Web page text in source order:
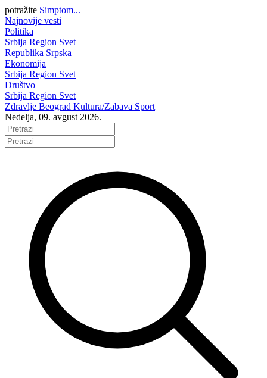
potražite Simptom...
Najnovije vesti
Politika
Srbija Region Svet
Republika Srpska
Ekonomija
Srbija Region Svet
Društvo
Srbija Region Svet
Zdravlje Beograd Kultura/Zabava Sport
Nedelja, 09. avgust 2026.